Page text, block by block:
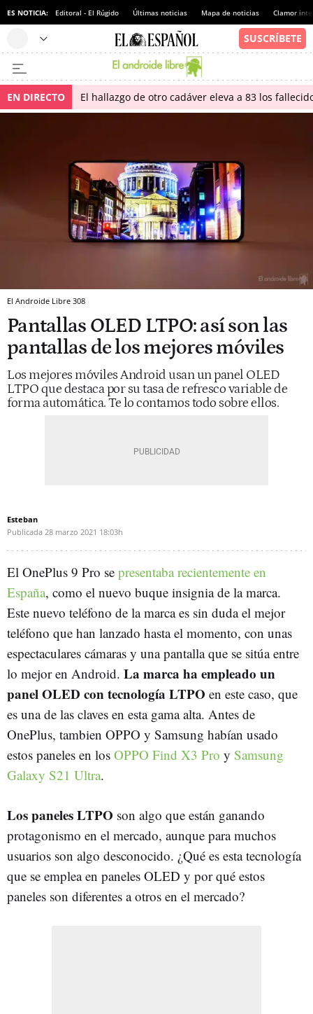
ES NOTICIA: Editoral - El Rúgido Últimas noticias Mapa de noticias Clamor
EN DIRECTO El hallazgo de otro cadáver eleva a 83 los
El Androide Libre 308
Pantallas OLED LTPO: así son las
pantallas de los mejores móviles
Los mejores móviles Android usan un panel OLED
LTPO que destaca por su tasa de refresco variable de
forma automática. Te lo contamos todo sobre ellos.
Esteban
Publicada 28 marzo 2021 18:03h
El OnePlus 9 Pro se presentaba recientemente en
España, como el nuevo buque insignia de la marca.
Este nuevo teléfono de la marca es sin duda el mejor
teléfono que han lanzado hasta el momento, con unas
espectaculares cámaras y una pantalla que se sitúa entre
lo mejor en Android. La marca ha empleado un
panel OLED con tecnología LTPO en este caso, que
es una de las claves en esta gama alta. Antes de
OnePlus, tambien OPPO y Samsung habían usado
estos paneles en los OPPO Find X3 Pro y Samsung
Galaxy S21 Ultra.
Los paneles LTPO son algo que están ganando
protagonismo en el mercado, aunque para muchos
usuarios son algo desconocido. ¿Qué es esta tecnología
que se emplea en paneles OLED y por qué estos
paneles son diferentes a otros en el mercado?